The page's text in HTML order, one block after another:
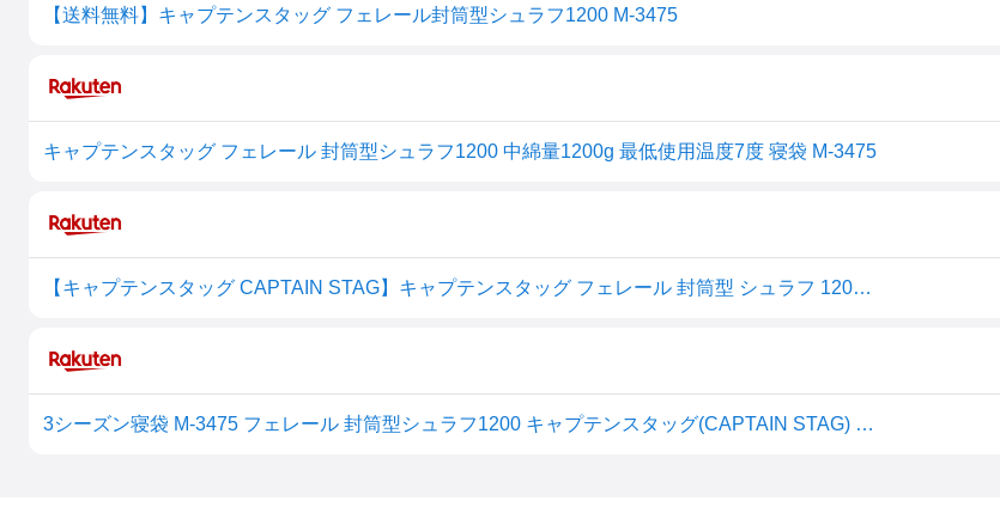
【送料無料】キャプテンスタッグ フェレール封筒型シュラフ1200 M-3475
キャプテンスタッグ フェレール 封筒型シュラフ1200 中綿量1200g 最低使用温度7度 寝袋 M-3475
【キャプテンスタッグ CAPTAIN STAG】キャプテンスタッグ フェレール 封筒型 シュラフ 1200 M-3475
3シーズン寝袋 M-3475 フェレール 封筒型シュラフ1200 キャプテンスタッグ(CAPTAIN STAG) アウトドア用品・キャンプ用品・バーベキュー(BBQ)用品・寝具・防災・災害グッズとしても！春秋冬用7度以上仕様